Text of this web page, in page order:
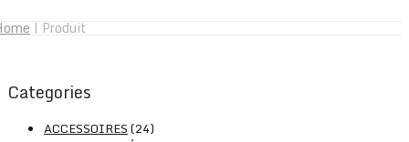
| Produit
Categories
ACCESSOIRES(24)